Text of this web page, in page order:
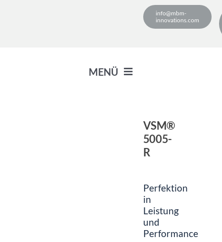
info@mbm-
innovations.com
MENÜ
Verpackungslösungen
Nachhaltigkeit
VSM®
5005-
R
Perfektion
in
Leistung
und
Performance